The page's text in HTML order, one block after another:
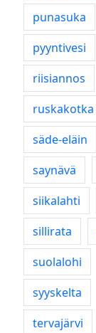
punasuka
pyyntivesi
riisiannos
ruskakotka
säde-eläin
saynävä
siikalahti
sillirata
suolalohi
syyskelta
tervajärvi